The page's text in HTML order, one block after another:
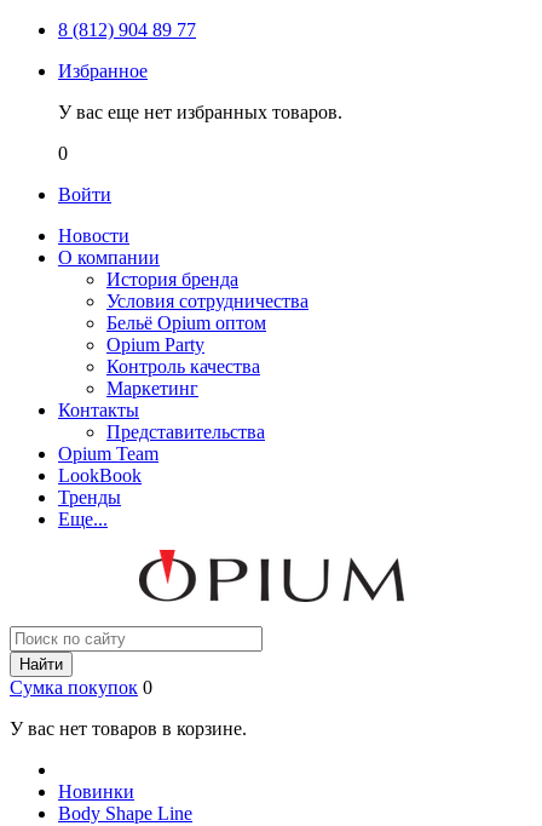
8 (812) 904 89 77
Избранное
У вас еще нет избранных товаров.
0
Войти
Новости
О компании
История бренда
Условия сотрудничества
Бельё Opium оптом
Opium Party
Контроль качества
Маркетинг
Контакты
Представительства
Opium Team
LookBook
Тренды
Еще...
Найти
Сумка покупок 0
У вас нет товаров в корзине.
Новинки
Body Shape Line